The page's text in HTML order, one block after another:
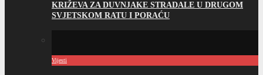
KRIŽEVA ZA DUVNJAKE STRADALE U DRUGOM
SVJETSKOM RATU I PORAĆU
Vijesti